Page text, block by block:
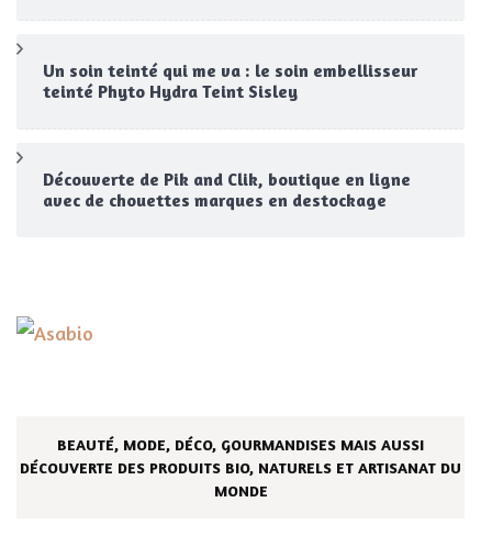
Un soin teinté qui me va : le soin embellisseur
teinté Phyto Hydra Teint Sisley
Découverte de Pik and Clik, boutique en ligne
avec de chouettes marques en destockage
BEAUTÉ, MODE, DÉCO, GOURMANDISES MAIS AUSSI
DÉCOUVERTE DES PRODUITS BIO, NATURELS ET ARTISANAT DU
MONDE